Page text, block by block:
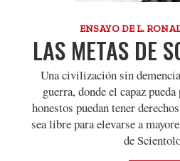
ENSAYO DE L.
LAS METAS DE
Una civilización sin
guerra, donde el capaz
honestos puedan tener
sea libre para elevarse a
de